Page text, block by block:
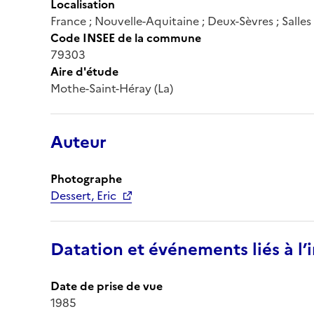
Localisation
France ; Nouvelle-Aquitaine ; Deux-Sèvres ; Salles
Code INSEE de la commune
79303
Aire d'étude
Mothe-Saint-Héray (La)
Auteur
Photographe
Dessert, Eric
Datation et événements liés à
Date de prise de vue
1985